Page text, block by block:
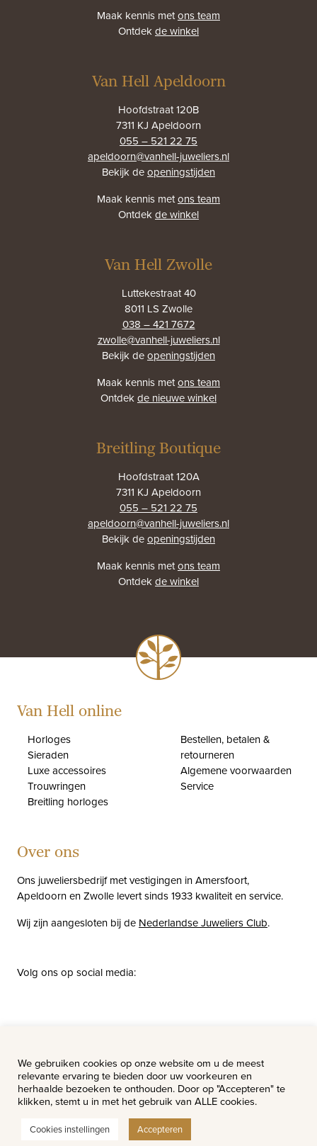
Maak kennis metons team
Ontdekde winkel
Van Hell Apeldoorn
Hoofdstraat 120B
7311 KJ Apeldoorn
055 – 521 22 75
apeldoorn@vanhell-juweliers.nl
Bekijk deopeningstijden
Maak kennis metons team
Ontdekde winkel
Van Hell Zwolle
Luttekestraat 40
8011 LS Zwolle
038 – 421 7672
zwolle@vanhell-juweliers.nl
Bekijk deopeningstijden
Maak kennis metons team
Ontdekde nieuwe winkel
Breitling Boutique
Hoofdstraat 120A
7311 KJ Apeldoorn
055 – 521 22 75
apeldoorn@vanhell-juweliers.nl
Bekijk deopeningstijden
Maak kennis metons team
Ontdekde winkel
Van Hell online
Horloges
Sieraden
Luxe accessoires
Trouwringen
Breitling horloges
Bestellen, betalen &
retourneren
Algemene voorwaarden
Service
Over ons
Ons juweliersbedrijf met vestigingen in Amersfoort,
Apeldoorn en Zwolle levert sinds 1933 kwaliteit en service.
Wij zijn aangesloten bij de Nederlandse Juweliers Club.
Volg ons op social media:
Vacatures
© Van Hell Juweliers - Alle rechten voorbehouden.
Website ontwerp & realisatie:Watch this Agency BV Almere
We gebruiken cookies op onze website om u de meest
relevante ervaring te bieden door uw voorkeuren en
herhaalde bezoeken te onthouden. Door op "Accepteren" te
klikken, stemt u in met het gebruik van ALLE cookies.
Cookies instellingen Accepteren